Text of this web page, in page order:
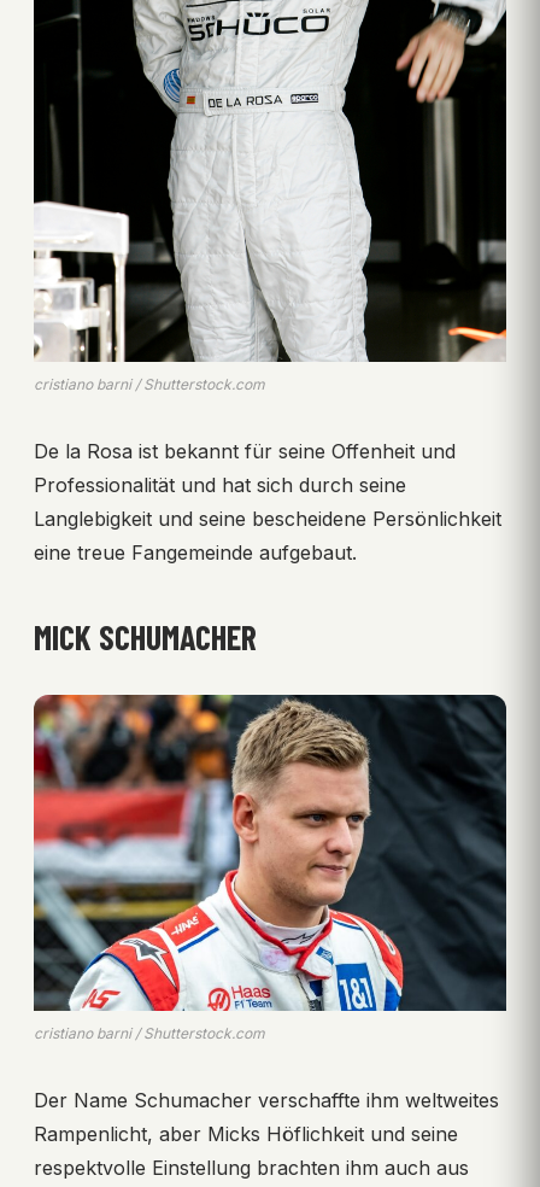
cristiano barni / Shutterstock.com
De la Rosa ist bekannt für seine Offenheit und
Professionalität und hat sich durch seine
Langlebigkeit und seine bescheidene Persönlichkeit
eine treue Fangemeinde aufgebaut.
MICK SCHUMACHER
cristiano barni / Shutterstock.com
Der Name Schumacher verschaffte ihm weltweites
Rampenlicht, aber Micks Höflichkeit und seine
respektvolle Einstellung brachten ihm auch aus